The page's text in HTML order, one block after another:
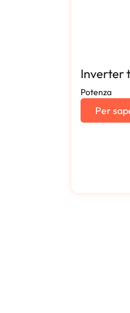
Inverter
Potenza
Per